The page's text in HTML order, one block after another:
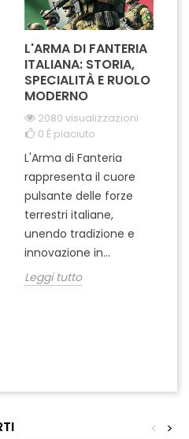
L'ARMA DI FANTERIA
ITALIANA: STORIA,
SPECIALITÀ E RUOLO
MODERNO
2080 visualizzazioni
0 È piaciuto
L'Arma di Fanteria
rappresenta il cuore
pulsante delle forze
terrestri italiane,
unendo tradizione e
innovazione in...
Leggi tutto
>
<